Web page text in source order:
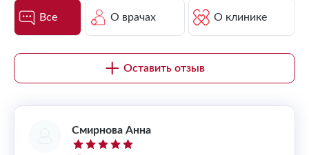
Все О врачах О клинике
Оставить отзыв
Смирнова Анна